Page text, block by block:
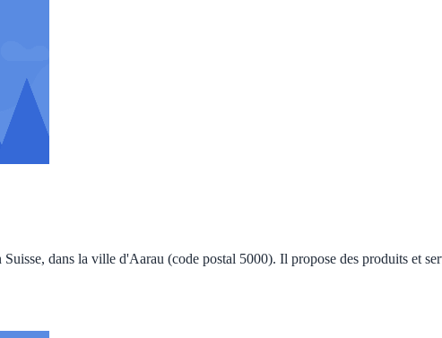
dans la ville d'Aarau (code postal 5000). Il propose des produits et